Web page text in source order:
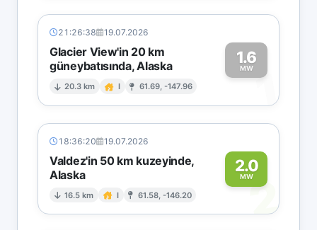
21:26:38 19.07.2026
Glacier View'in 20 km
güneybatısında, Alaska
20.3 km I 61.69, -147.96
1.6
MW1
18:36:20 19.07.2026
Valdez'in 50 km kuzeyinde,
Alaska
16.5 km I 61.58, -146.20
2.0
MW2